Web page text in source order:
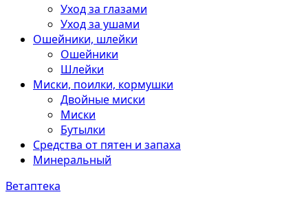
Уход за глазами
Уход за ушами
Ошейники, шлейки
Ошейники
Шлейки
Миски, поилки, кормушки
Двойные миски
Миски
Бутылки
Средства от пятен и запаха
Минеральный
Ветаптека